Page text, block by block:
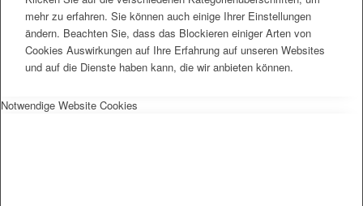
mehr zu erfahren. Sie können auch einige Ihrer Einstellungen
ändern. Beachten Sie, dass das Blockieren einiger Arten von
Cookies Auswirkungen auf Ihre Erfahrung auf unseren Websites
und auf die Dienste haben kann, die wir anbieten können.
Notwendige Website Cookies